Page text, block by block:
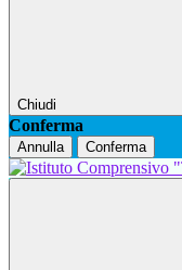
Chiudi
Conferma
Annulla Conferma